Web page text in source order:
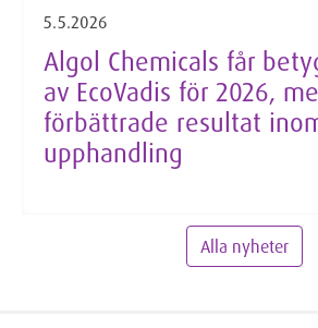
5.5.2026
Algol Chemicals får
av EcoVadis för 2026,
förbättrade resultat
upphandling
Alla nyheter